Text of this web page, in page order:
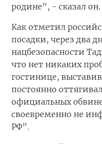
родине", - сказал он.
Как отметил
посадки, через два
нацбезопасности
что нет никаких
гостинице,
постоянно
официальных
своевременно не
РФ".